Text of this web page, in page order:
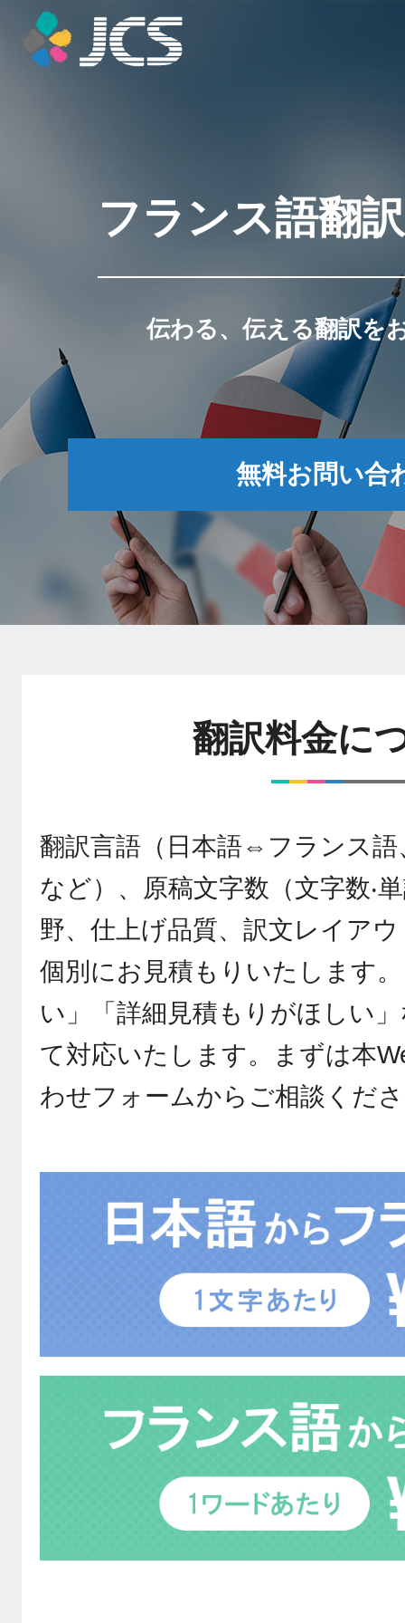
フランス語翻
伝わる、伝える翻訳を
無料お問い合
翻訳料金に
翻訳言語（日本語⇔フランス
など）、原稿文字数（文字数‧
野、仕上げ品質、訳文レイア
個別にお見積もりいたします
い」「詳細見積もりがほしい
て対応いたします。まずは本
わせフォームからご相談くだ